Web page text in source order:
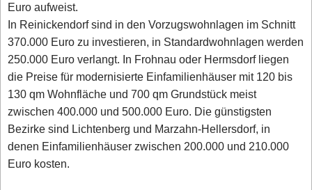
Euro aufweist.
In Reinickendorf sind in den Vorzugswohnlagen im Schnitt
370.000 Euro zu investieren, in Standardwohnlagen werden
250.000 Euro verlangt. In Frohnau oder Hermsdorf liegen
die Preise für modernisierte Einfamilienhäuser mit 120 bis
130 qm Wohnfläche und 700 qm Grundstück meist
zwischen 400.000 und 500.000 Euro. Die günstigsten
Bezirke sind Lichtenberg und Marzahn-Hellersdorf, in
denen Einfamilienhäuser zwischen 200.000 und 210.000
Euro kosten.